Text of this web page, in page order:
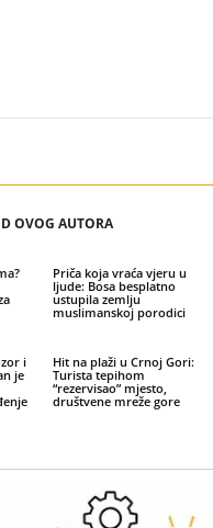
OVOG AUTORA
Priča koja vraća vjeru u
ljude: Bosa besplatno
ustupila zemlju
muslimanskoj porodici
i
je
Hit na plaži u Crnoj Gori:
Turista tepihom
“rezervisao” mjesto,
društvene mreže gore